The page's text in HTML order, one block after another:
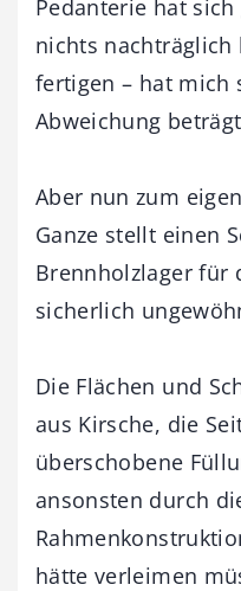
Pedanterie hat
nichts
fertigen – hat mich
Abweichung
Aber nun zum
Ganze stellt einen
Brennholzlager für
sicherlich
Die Flächen und
aus Kirsche, die
überschobene
ansonsten durch
hätte verleimen